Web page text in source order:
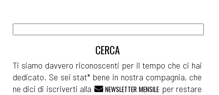
Ti siamo davvero riconoscenti per il tempo che ci hai
dedicato. Se sei stat* bene in nostra compagnia, che
ne dici di iscriverti alla
NEWSLETTER MENSILE per restare